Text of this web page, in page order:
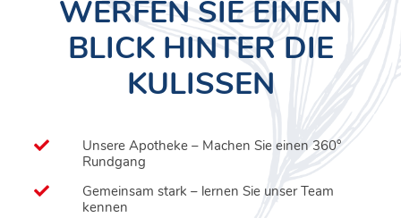
WERFEN SIE EINEN
BLICK HINTER DIE
KULISSEN
Unsere Apotheke – Machen Sie einen 360°
Rundgang
Gemeinsam stark – lernen Sie unser Team
kennen